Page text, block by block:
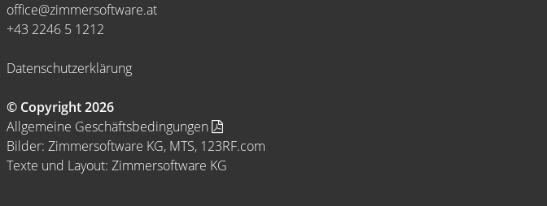
office@zimmersoftware.at
+43 2246 5 1212
Datenschutzerklärung
© Copyright 2026
Allgemeine Geschäftsbedingungen
Bilder: Zimmersoftware KG, MTS, 123RF.com
Texte und Layout: Zimmersoftware KG